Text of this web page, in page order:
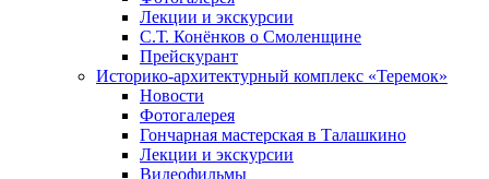
Лекции и экскурсии
С.Т. Конёнков о Смоленщине
Прейскурант
Историко-архитектурный комплекс «Теремок»
Новости
Фотогалерея
Гончарная мастерская в Талашкино
Лекции и экскурсии
Видеофильмы